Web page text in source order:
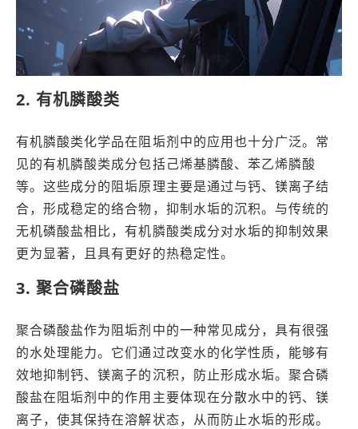
2. 有机膦酸类
有机膦酸类化学品在阻垢剂中的应用也十分广泛。常
见的有机膦酸类成分包括己烯基膦酸、苯乙烯膦酸
等。这些成分的阻垢原理主要是通过与钙、镁离子结
合，形成稳定的络合物，抑制水垢的沉积。与传统的
无机磷酸盐相比，有机膦酸类成分对水垢的抑制效果
更为显著，且具有更好的热稳定性。
3. 聚合磷酸盐
聚合磷酸盐作为阻垢剂中的一种常见成分，具有很强
的水处理能力。它们通过改变水的化学性质，能够有
效地抑制钙、镁离子的沉积，防止形成水垢。聚合磷
酸盐在阻垢剂中的作用主要体现在分散水中的钙、镁
离子，使其保持在溶解状态，从而防止水垢的形成。